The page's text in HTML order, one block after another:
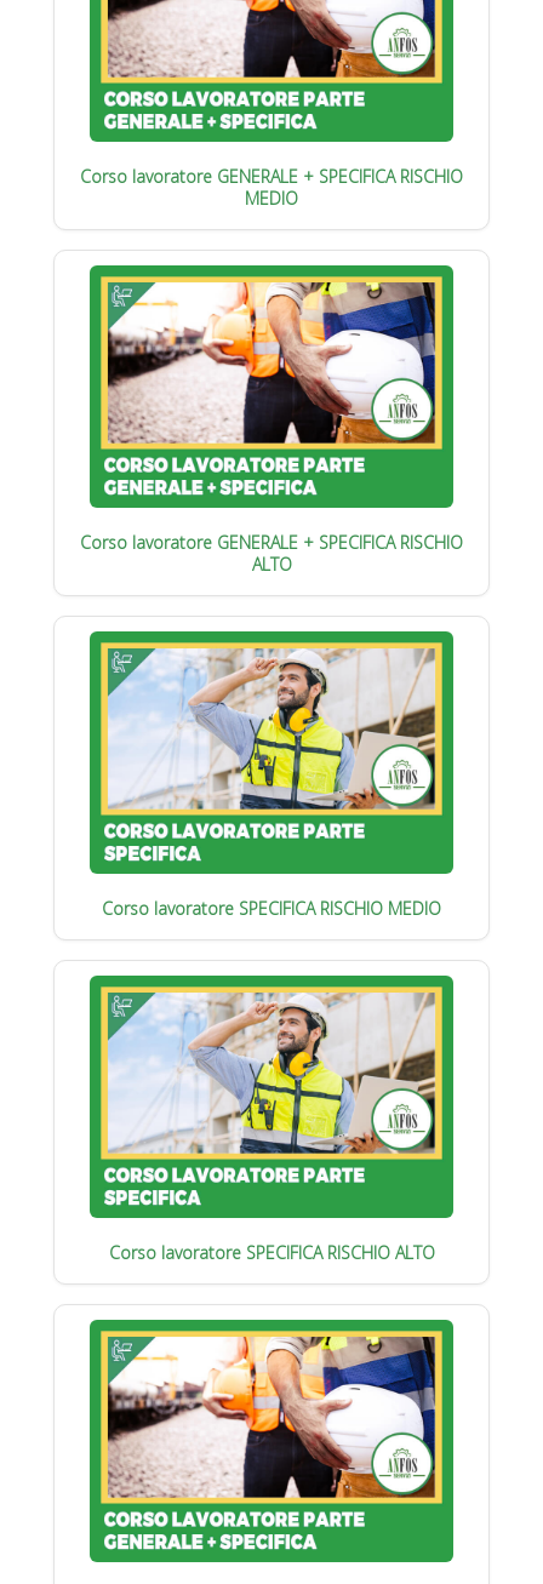
Corso lavoratore GENERALE + SPECIFICA RISCHIO
MEDIO
Corso lavoratore GENERALE + SPECIFICA RISCHIO
ALTO
Corso lavoratore SPECIFICA RISCHIO MEDIO
Corso lavoratore SPECIFICA RISCHIO ALTO